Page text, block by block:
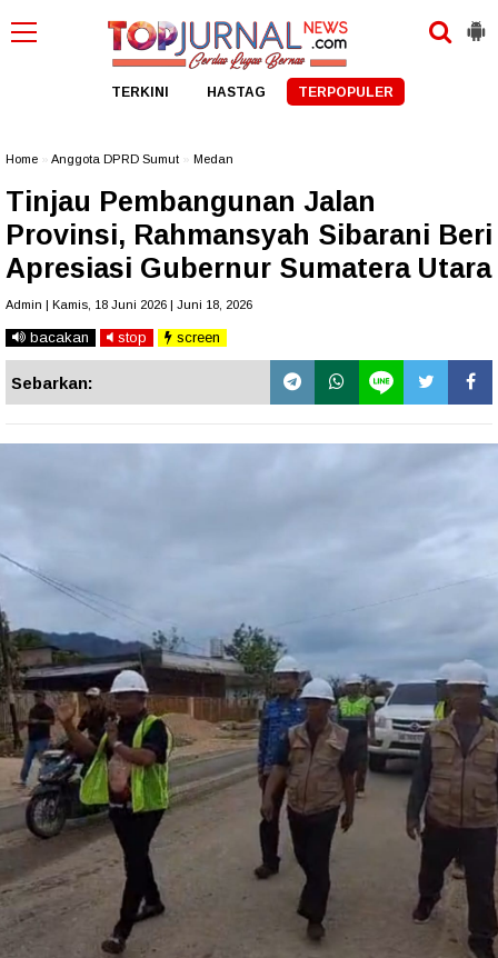
TERKINI HASTAG TERPOPULER
Home Anggota DPRD Sumut Medan
Tinjau Pembangunan Jalan
Provinsi, Rahmansyah Sibarani Beri
Apresiasi Gubernur Sumatera Utara
Admin | Kamis, 18 Juni 2026 | Juni 18, 2026
bacakan stop screen
Sebarkan: